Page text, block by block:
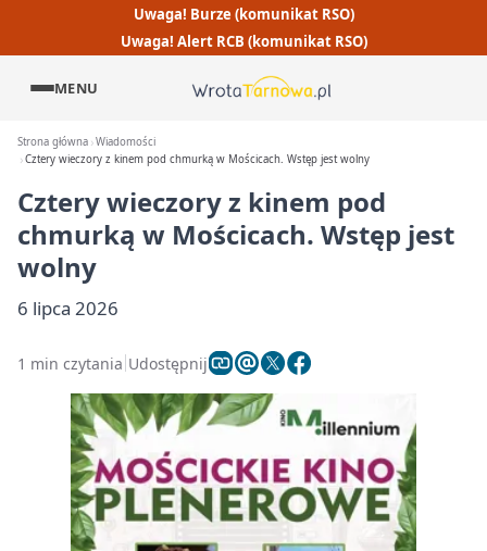
Uwaga! Burze (komunikat RSO)
Uwaga! Alert RCB (komunikat RSO)
MENU
Strona główna Wiadomości
Cztery wieczory z kinem pod chmurką w Mościcach. Wstęp jest wolny
Cztery wieczory z kinem pod
chmurką w Mościcach. Wstęp jest
wolny
6 lipca 2026
1 min czytania Udostępnij